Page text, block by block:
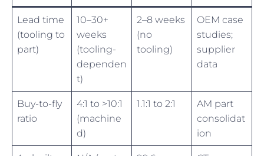
Lead time
(tooling to
part)
10–30+
weeks
(tooling-
dependen
t)
2–8 weeks
(no
tooling)
OEM case
studies;
supplier
data
Buy-to-fly
ratio
4:1 to >10:1
(machine
d)
1.1:1 to 2:1
AM part
consolidat
ion